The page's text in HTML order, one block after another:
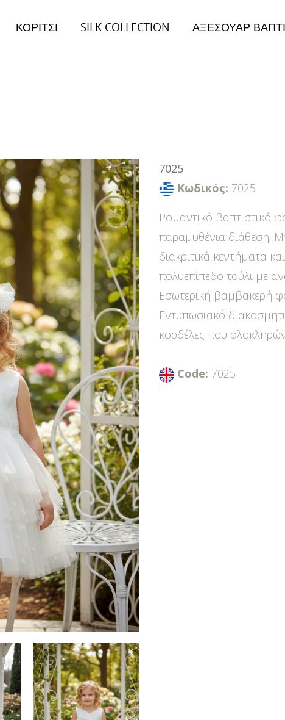
ΚΟΡΙΤΣΙ SILK COLLECTION ΑΞΕΣΟΥΑΡ
7025
Κωδικός: 7025
Ρομαντικό βαπτιστικό
παραμυθένια διάθεση.
διακριτικά κεντήματα
πολυεπίπεδο τούλι με
Εσωτερική βαμβακερή
Εντυπωσιακό
κορδέλες που
Code: 7025